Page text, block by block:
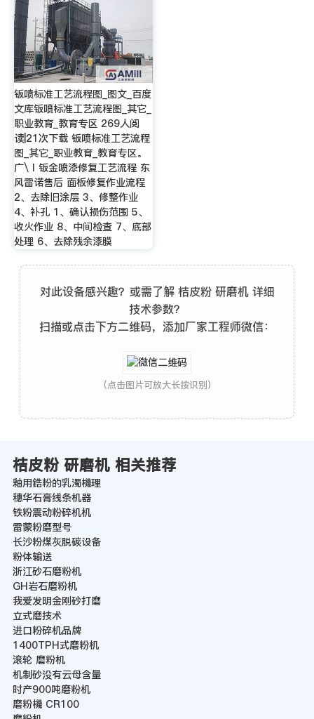
钣喷标准工艺流程图_图文_百度
文库钣喷标准工艺流程图_其它_
职业教育_教育专区 269人阅
读|21次下载 钣喷标准工艺流程
图_其它_职业教育_教育专区。
广\ I 钣金喷漆修复工艺流程 东
风雷诺售后 面板修复作业流程
2、去除旧涂层 3、修整作业
4、补孔 1、确认损伤范围 5、
收火作业 8、中间检查 7、底部
处理 6、去除残余漆膜
对此设备感兴趣？或需了解 桔皮粉 研磨机 详细
技术参数？
扫描或点击下方二维码，添加厂家工程师微信：
(点击图片可放大长按识别)
桔皮粉 研磨机 相关推荐
釉用鋯粉的乳濁機理
穗华石膏线条机器
铁粉震动粉碎机机
雷蒙粉磨型号
长沙粉煤灰脱碳设备
粉体输送
浙江砂石磨粉机
GH岩石磨粉机
我爱发明金刚砂打磨
立式磨技术
进口粉碎机品牌
1400TPH式磨粉机
滚轮 磨粉机
机制砂没有云母含量
时产900吨磨粉机
磨粉機 CR100